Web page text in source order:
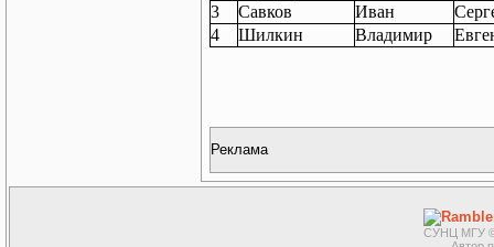
3
Савков Иван
4
Шилкин Владимир
Реклама
СУНЦ МГУ ©